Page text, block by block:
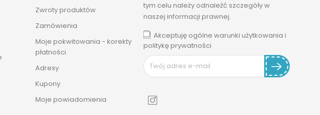
Zwroty produktów
Zamówienia
Moje pokwitowania - korekty
płatności
Adresy
Kupony
Moje powiadomienia
tym celu należy odnaleźć szczegóły w
naszej informacji prawnej.
Akceptuję ogólne warunki użytkowania i
politykę prywatności